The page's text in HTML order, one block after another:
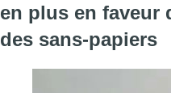
en plus en faveur
des sans-papiers